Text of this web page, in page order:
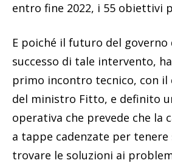
entro fine 2022, i 55 obiettivi
E poiché il futuro del governo
successo di tale intervento,
primo incontro tecnico, con il
del ministro Fitto, e definito
operativa che prevede che la
a tappe cadenzate per
trovare le soluzioni ai